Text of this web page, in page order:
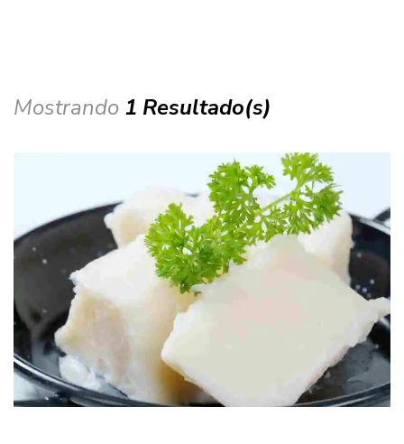
Mostrando 1 Resultado(s)